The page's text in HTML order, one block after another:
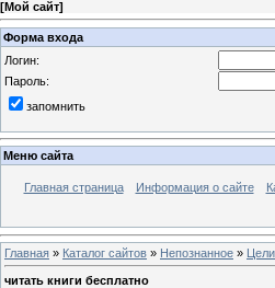
[Мой сайт]
Форма входа
Логин:
Пароль:
запомнить
Меню сайта
Главная страница Информация о сайте
Главная » Каталог сайтов » Непознанное »
читать книги бесплатно